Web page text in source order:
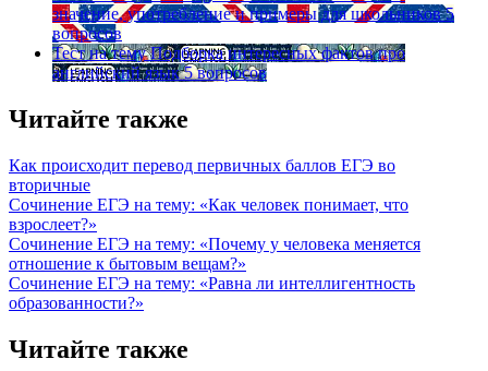
значение, употребление и примеры для школьников 5
вопросов
Тест на тему Подборка интересных фактов про
английский язык 5 вопросов
Читайте также
Как происходит перевод первичных баллов ЕГЭ во
вторичные
Сочинение ЕГЭ на тему: «Как человек понимает, что
взрослеет?»
Сочинение ЕГЭ на тему: «Почему у человека меняется
отношение к бытовым вещам?»
Сочинение ЕГЭ на тему: «Равна ли интеллигентность
образованности?»
Читайте также